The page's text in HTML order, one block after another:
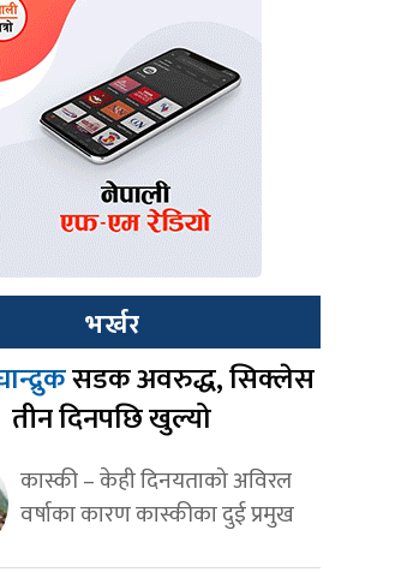
भर्खर
सडक अवरुद्ध, सिक्लेस
तीन दिनपछि खुल्यो
कास्की – केही दिनयताको अविरल
वर्षाका कारण कास्कीका दुई प्रमुख